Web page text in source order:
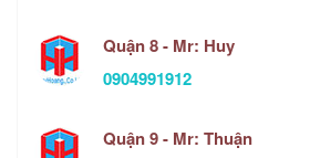
Quận 8 - Mr: Huy
0904991912
Quận 9 - Mr: Thuận